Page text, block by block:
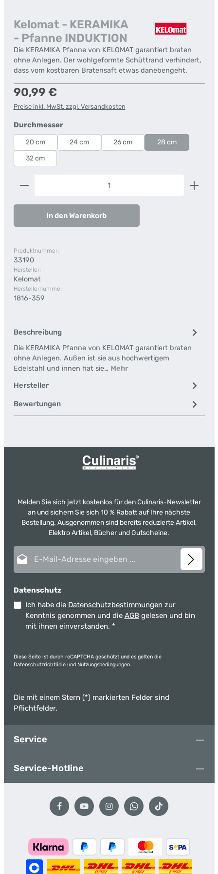
Kelomat - KERAMIKA
- Pfanne INDUKTION
Die KERAMIKA Pfanne von KELOMAT garantiert braten
ohne Anlegen. Der wohlgeformte Schüttrand verhindert,
dass vom kostbaren Bratensaft etwas danebengeht.
Regulärer Preis:
90,99 €
Preise inkl. MwSt. zzgl. Versandkosten
Durchmesserauswählen
20 cm 24 cm 26 cm
28 cm
32 cm
Produkt Anzahl: Gib den gewünschten Wert ein
In den Warenkorb
Produktnummer:
33190
Hersteller:
Kelomat
Herstellernummer:
1816-359
Beschreibung
Die KERAMIKA Pfanne von KELOMAT garantiert braten
ohne Anlegen. Außen ist sie aus hochwertigem
Edelstahl und innen hat sie… Mehr
Hersteller
Bewertungen
Melden Sie sich jetzt kostenlos für den Culinaris-Newsletter
an und sichern Sie sich 10 % Rabatt auf Ihre nächste
Bestellung. Ausgenommen sind bereits reduzierte Artikel,
Elektro Artikel, Bücher und Gutscheine.
Datenschutz
Ich habe die Datenschutzbestimmungen zur
Kenntnis genommen und die AGB gelesen und bin
mit ihnen einverstanden. *
Diese Seite ist durch reCAPTCHA geschützt und es gelten die
Datenschutzrichtlinieund Nutzungsbedingungen.
Die mit einem Stern (*) markierten Felder sind
Pflichtfelder.
Service
Service-Hotline